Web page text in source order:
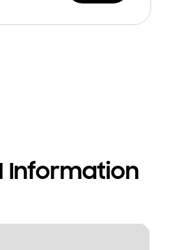
Information